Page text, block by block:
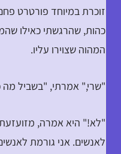
זוכרת במיוחד פורטרט
כהות, שהרגשתי כאילו
המהוה שצוירו עליו.
"שרי," אמרתי, "בשביל
"לא!" היא אמרה,
לאנשים. אני גורמת